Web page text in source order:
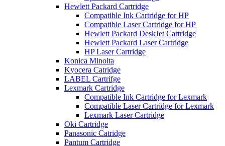
Hewlett Packard Cartridge
Compatible Ink Cartridge for HP
Compatible Laser Cartridge for HP
Hewlett Packard DeskJet Cartridge
Hewlett Packard Laser Cartridge
HP Laser Cartridge
Konica Minolta
Kyocera Catridge
LABEL Cartrifge
Lexmark Cartridge
Compatible Ink Cartridge for Lexmark
Compatible Laser Cartridge for Lexmark
Lexmark Laser Cartridge
Oki Cartridge
Panasonic Catridge
Pantum Cartridge